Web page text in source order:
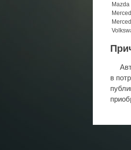
Mazda
в